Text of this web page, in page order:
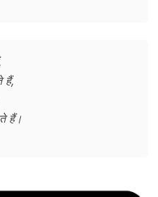
हैं,
हैं।